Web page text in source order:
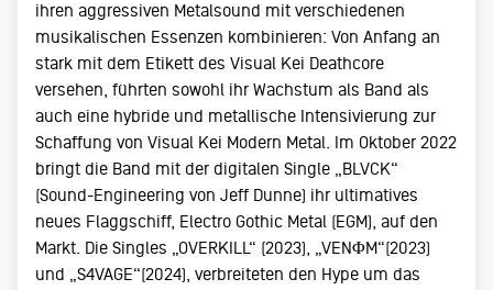
ihren aggressiven Metalsound mit verschiedenen
musikalischen Essenzen kombinieren: Von Anfang an
stark mit dem Etikett des Visual Kei Deathcore
versehen, führten sowohl ihr Wachstum als Band als
auch eine hybride und metallische Intensivierung zur
Schaffung von Visual Kei Modern Metal. Im Oktober 2022
bringt die Band mit der digitalen Single „BLVCK“
(Sound-Engineering von Jeff Dunne) ihr ultimatives
neues Flaggschiff, Electro Gothic Metal (EGM), auf den
Markt. Die Singles „OVERKILL“ (2023), „VENΦM“(2023)
und „S4VAGE“(2024), verbreiteten den Hype um das